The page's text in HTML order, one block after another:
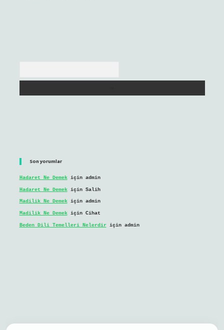
Son yorumlar
Hadaret Ne Demekiçin admin
Hadaret Ne Demekiçin Salih
Madilik Ne Demekiçin admin
Madilik Ne Demekiçin Cihat
Beden Dili Temelleri Nelerdiriçin admin